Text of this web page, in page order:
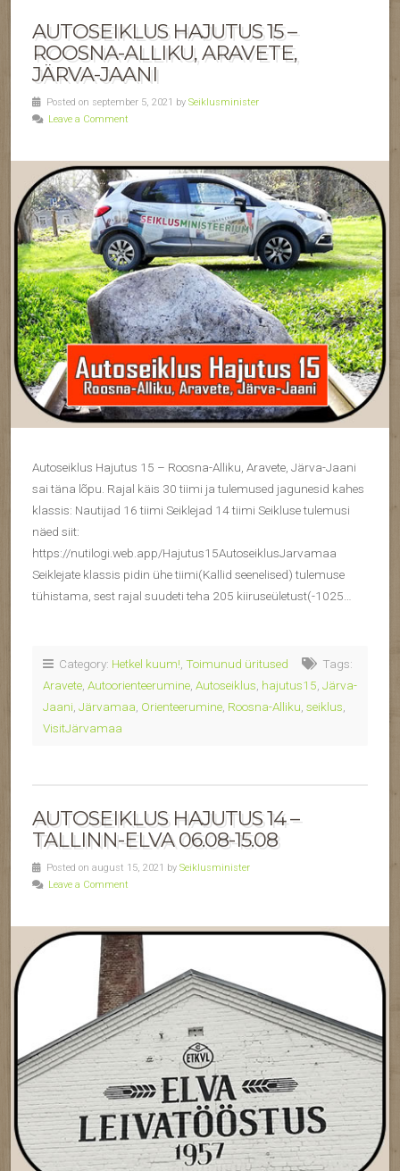
AUTOSEIKLUS HAJUTUS 15 –
ROOSNA-ALLIKU, ARAVETE,
JÄRVA-JAANI
Posted on september 5, 2021 by Seiklusminister
Leave a Comment
Autoseiklus Hajutus 15 – Roosna-Alliku, Aravete, Järva-Jaani
sai täna lõpu. Rajal käis 30 tiimi ja tulemused jagunesid kahes
klassis: Nautijad 16 tiimi Seiklejad 14 tiimi Seikluse tulemusi
näed siit:
https://nutilogi.web.app/Hajutus15AutoseiklusJarvamaa
Seiklejate klassis pidin ühe tiimi(Kallid seenelised) tulemuse
tühistama, sest rajal suudeti teha 205 kiiruseületust(-1025…
Category: Hetkel kuum! Toimunud üritused
Tags:
Aravete Autoorienteerumine Autoseiklus hajutus15 Järva-
Jaani Järvamaa Orienteerumine Roosna-Alliku seiklus
VisitJärvamaa
AUTOSEIKLUS HAJUTUS 14 –
TALLINN-ELVA 06.08-15.08
Posted on august 15, 2021 by Seiklusminister
Leave a Comment